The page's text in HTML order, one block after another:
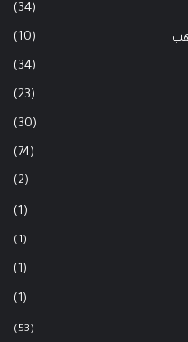
(34)
(10)
(34)
(23)
(30)
(74)
(2)
(1)
(1)
(1)
(1)
(53)